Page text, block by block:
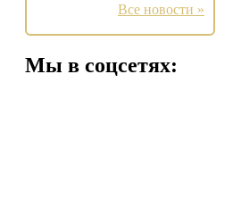
Все новости »
Мы в соцсетях: